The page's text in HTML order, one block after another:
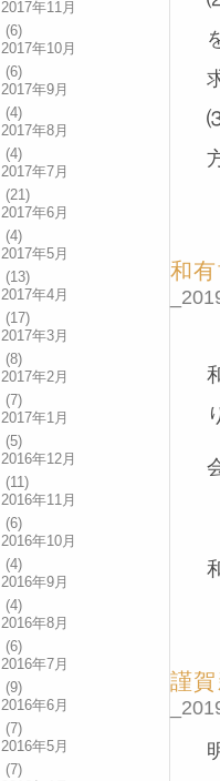
2017年11月
(6)
2017年10月
(6)
2017年9月
(4)
2017年8月
(4)
2017年7月
(21)
2017年6月
(4)
2017年5月
(13)
2017年4月
(17)
2017年3月
(8)
2017年2月
(7)
2017年1月
(5)
2016年12月
(11)
2016年11月
(6)
2016年10月
(4)
2016年9月
(4)
2016年8月
(6)
2016年7月
(9)
2016年6月
(7)
2016年5月
(7)
和
謹